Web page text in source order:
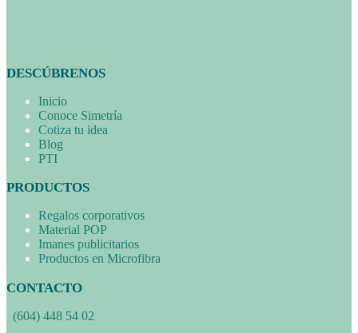
DESCÚBRENOS
Inicio
Conoce Simetría
Cotiza tu idea
Blog
PTI
PRODUCTOS
Regalos corporativos
Material POP
Imanes publicitarios
Productos en Microfibra
CONTACTO
(604) 448 54 02